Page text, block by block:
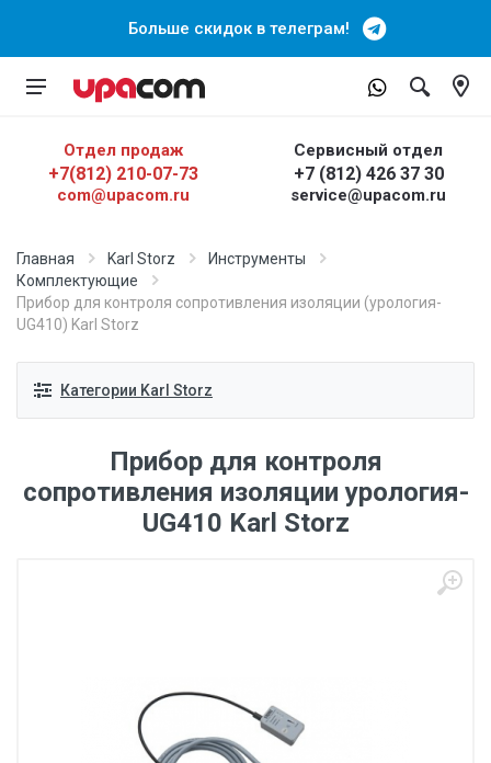
Больше скидок в телеграм!
Отдел продаж
+7(812) 210-07-73
com@upacom.ru
Сервисный отдел
+7 (812) 426 37 30
service@upacom.ru
Главная Karl Storz
Инструменты
Комплектующие
Прибор для контроля сопротивления изоляции (урология-
UG410) Karl Storz
Категории Karl Storz
Прибор для контроля
сопротивления изоляции урология-
UG410 Karl Storz